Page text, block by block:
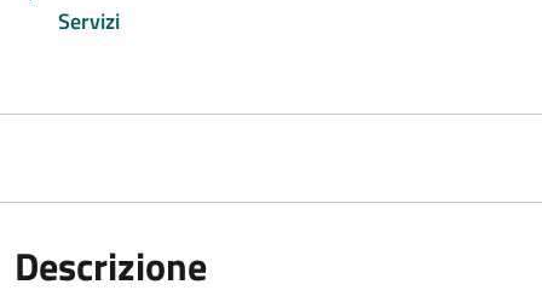
Servizi
Descrizione